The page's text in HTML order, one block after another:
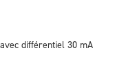
différentiel 30 mA